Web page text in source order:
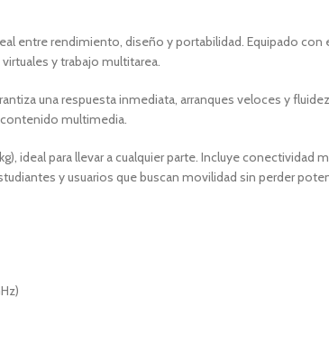
entre rendimiento, diseño y portabilidad. Equipado con
y trabajo multitarea.
una respuesta inmediata, arranques veloces y
contenido multimedia.
ideal para llevar a cualquier parte. Incluye conectividad
y usuarios que buscan movilidad sin perder